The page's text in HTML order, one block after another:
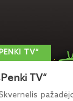
TV“
TV“